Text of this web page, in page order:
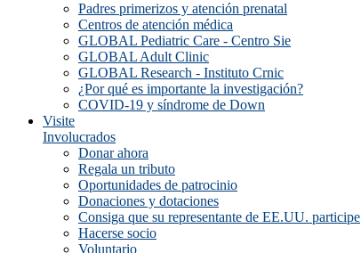
Padres primerizos y atención prenatal
Centros de atención médica
GLOBAL Pediatric Care - Centro Sie
GLOBAL Adult Clinic
GLOBAL Research - Instituto Crnic
¿Por qué es importante la investigación?
COVID-19 y síndrome de Down
Visite
Involucrados
Donar ahora
Regala un tributo
Oportunidades de patrocinio
Donaciones y dotaciones
Consiga que su representante de EE.UU. participe
Hacerse socio
Voluntario